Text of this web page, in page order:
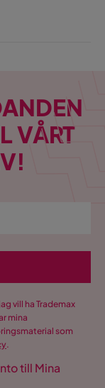
VÅRT
vill ha Trademax
mina
som
.
till Mina